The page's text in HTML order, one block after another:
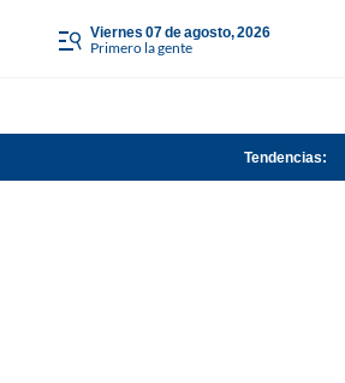
viernes 07 de agosto, 2026
Primero la gente
Tendencias: